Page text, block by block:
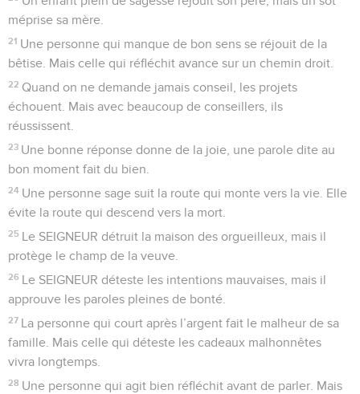
méprise sa mère.
21 Une personne qui manque de bon sens se réjouit de la
bêtise. Mais celle qui réfléchit avance sur un chemin droit.
22 Quand on ne demande jamais conseil, les projets
échouent. Mais avec beaucoup de conseillers, ils
réussissent.
23 Une bonne réponse donne de la joie, une parole dite au
bon moment fait du bien.
24 Une personne sage suit la route qui monte vers la vie. Elle
évite la route qui descend vers la mort.
25 Le SEIGNEUR détruit la maison des orgueilleux, mais il
protège le champ de la veuve.
26 Le SEIGNEUR déteste les intentions mauvaises, mais il
approuve les paroles pleines de bonté.
27 La personne qui court après l’argent fait le malheur de sa
famille. Mais celle qui déteste les cadeaux malhonnêtes
vivra longtemps.
28 Une personne qui agit bien réfléchit avant de parler. Mais